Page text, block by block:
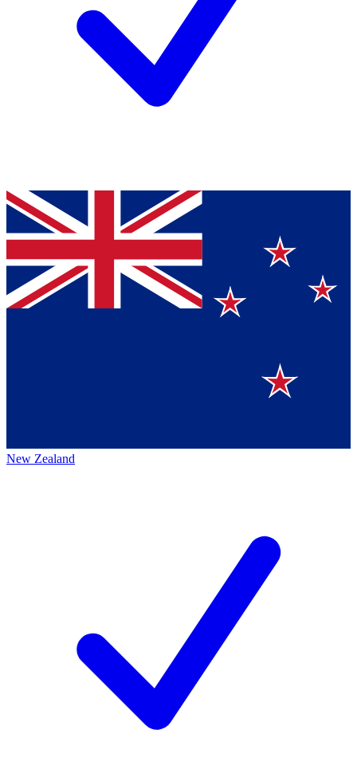
New Zealand